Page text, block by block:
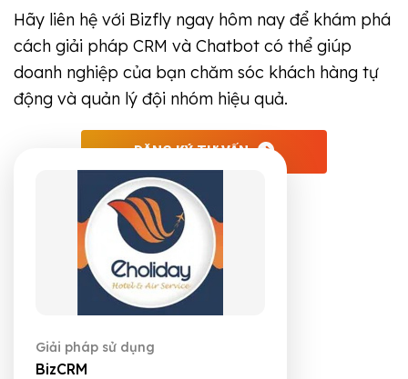
Hãy liên hệ với Bizfly ngay hôm nay để khám phá
cách giải pháp CRM và Chatbot có thể giúp
doanh nghiệp của bạn chăm sóc khách hàng tự
động và quản lý đội nhóm hiệu quả.
ĐĂNG KÝ TƯ VẤN
Giải pháp sử dụng
BizCRM